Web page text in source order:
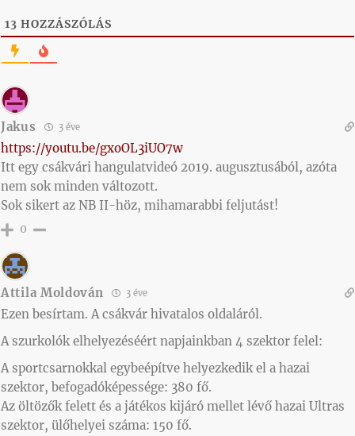
13 HOZZÁSZÓLÁS
Jakus 3 éve
https://youtu.be/gxoOL3iUO7w
Itt egy csákvári hangulatvideó 2019. augusztusából, azóta
nem sok minden változott.
Sok sikert az NB II-höz, mihamarabbi feljutást!
0
Attila Moldován 3 éve
Ezen besírtam. A csákvár hivatalos oldaláról.
A szurkolók elhelyezéséért napjainkban 4 szektor felel:
A sportcsarnokkal egybeépítve helyezkedik el a hazai
szektor, befogadóképessége: 380 fő.
Az öltözők felett és a játékos kijáró mellet lévő hazai Ultras
szektor, ülőhelyei száma: 150 fő.